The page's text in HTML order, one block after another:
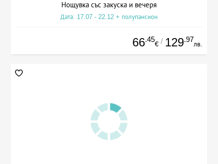
Нощувка със закуска и вечеря
Дата: 17.07 - 22.12 + полупансион
66.45
€ / 129.97
лв.